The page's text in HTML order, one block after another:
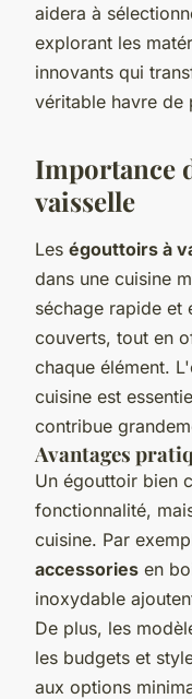
aidera à
explorant les
innovants qui
véritable havre de
Importance
vaisselle
Les égouttoirs à
dans une cuisine
séchage rapide et
couverts, tout en
chaque élément.
cuisine est
contribue
Avantages
Un égouttoir bien
fonctionnalité,
cuisine. Par
accessories en
inoxydable
De plus, les
les budgets et
aux options